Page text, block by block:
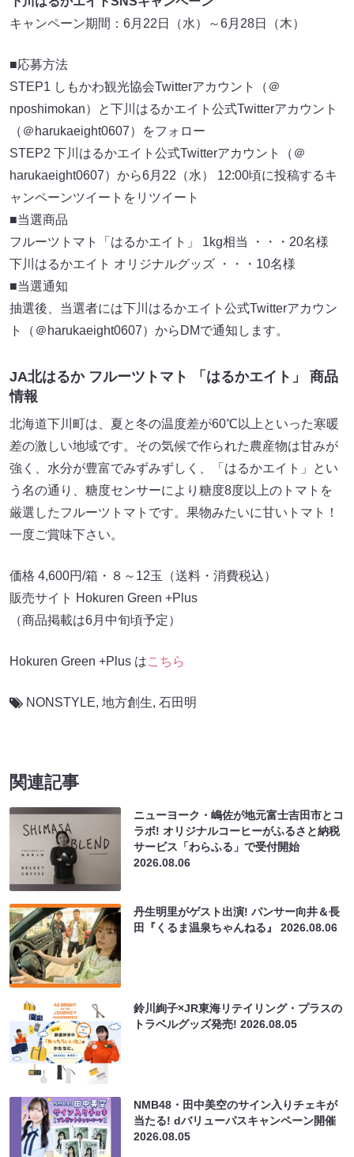
キャンペーン期間：6月22日（水）～6月28日（木）
■応募方法
STEP1 しもかわ観光協会Twitterアカウント（＠
nposhimokan）と下川はるかエイト公式Twitterアカウント
（＠harukaeight0607）をフォロー
STEP2 下川はるかエイト公式Twitterアカウント（＠
harukaeight0607）から6月22（水） 12:00頃に投稿するキ
ャンペーンツイートをリツイート
■当選商品
フルーツトマト「はるかエイト」 1kg相当 ・・・20名様
下川はるかエイト オリジナルグッズ ・・・10名様
■当選通知
抽選後、当選者には下川はるかエイト公式Twitterアカウン
ト（＠harukaeight0607）からDMで通知します。
JA北はるか フルーツトマト 「はるかエイト」 商品
情報
北海道下川町は、夏と冬の温度差が60℃以上といった寒暖
差の激しい地域です。その気候で作られた農産物は甘みが
強く、水分が豊富でみずみずしく、「はるかエイト」とい
う名の通り、糖度センサーにより糖度8度以上のトマトを
厳選したフルーツトマトです。果物みたいに甘いトマト！
一度ご賞味下さい。
価格 4,600円/箱・８～12玉（送料・消費税込）
販売サイト Hokuren Green +Plus
（商品掲載は6月中旬頃予定）
Hokuren Green +Plus はこちら
NONSTYLE, 地方創生, 石田明
関連記事
ニューヨーク・嶋佐が地元富士吉田市とコ
ラボ! オリジナルコーヒーがふるさと納税
サービス「わらふる」で受付開始
2026.08.06
丹生明里がゲスト出演! パンサー向井＆長
田『くるま温泉ちゃんねる』2026.08.06
鈴川絢子×JR東海リテイリング・プラスの
トラベルグッズ発売!2026.08.05
NMB48・田中美空のサイン入りチェキが
当たる! dバリューパスキャンペーン開催
2026.08.05